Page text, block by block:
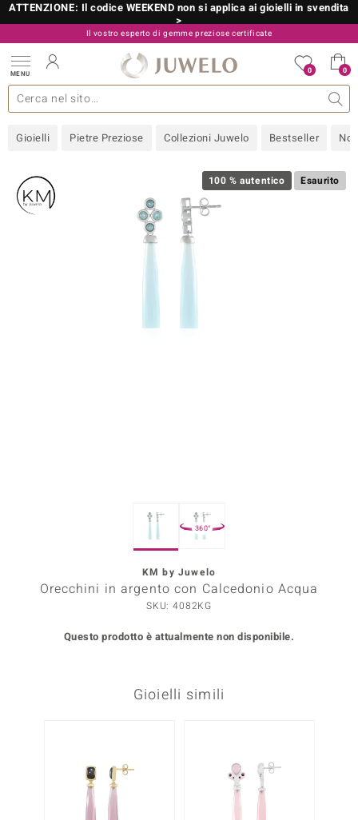
ATTENZIONE: Il codice WEEKEND non si applica ai gioielli in svendita
>
Il vostro esperto di gemme preziose certificate
800 986 787
MENU 0 0
Gioielli Pietre Preziose Collezioni Juwelo Bestseller
gioielli Design Metallo prezioso Misure anelli
più importanti Pietre preziose per colore Pietre preziose
with Love
Informazioni generali Approfondimenti Consigli
Acquistare in diretta Juwelo
100 % autentico Esaurito
360°
KM by Juwelo
Orecchini in argento con Calcedonio Acqua
SKU: 4082KG
Questo prodotto è attualmente non disponibile.
Gioielli simili